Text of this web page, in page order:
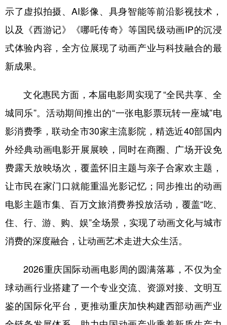
示了虚拟拍摄、AI影像、具身智能等前沿影视技术，
以及《西游记》《哪吒传奇》等国民级动画IP的沉浸
式体验内容，全方位展现了动画产业与科技融合的最
新成果。
文化惠民方面，本届电影周实现了“全民共享、全
城同乐”。活动期间推出的“一张电影票玩转一座城”电
影消费季，联动全市30家主流影院，精选近40部国内
外经典动画电影开展展映，同时在商圈、广场开设免
费露天放映场次，覆盖怀旧主题与亲子合家欢主题，
让市民在家门口就能重温光影记忆；同步推出的动画
电影主题市集、百万文旅消费券投放活动，覆盖“吃、
住、行、游、购、娱”全场景，实现了动画文化与城市
消费的深度融合，让动画艺术走进大众生活。
2026重庆国际动画电影周的圆满落幕，不仅为全
球动画行业搭建了一个专业交流、资源对接、文明互
鉴的国际化平台，更推动重庆加快构建西部动画产业